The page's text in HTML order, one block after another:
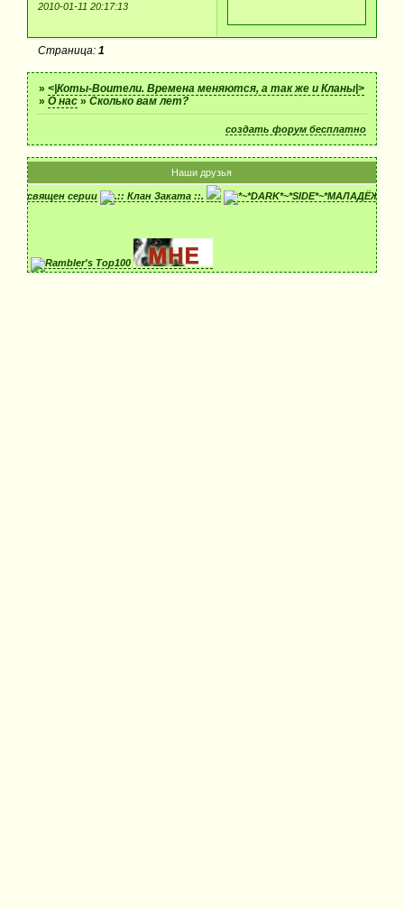
2010-01-11 20:17:13
Страница:1
»<|Коты-Воители. Времена меняются, а так же и Кланы|>
»О нас »Сколько вам лет?
создать форум бесплатно
Наши друзья